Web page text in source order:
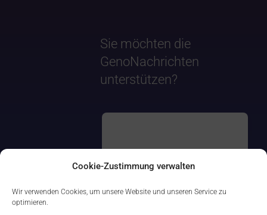
Cookie-Zustimmung verwalten
Wir verwenden Cookies, um unsere Website und unseren Service zu
optimieren.
Sie möchten die
GenoNachrichten
unterstützen?